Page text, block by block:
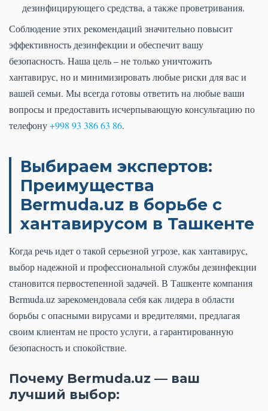
дезинфицирующего средства, а также проветривания.
Соблюдение этих рекомендаций значительно повысит
эффективность дезинфекции и обеспечит вашу
безопасность. Наша цель – не только уничтожить
хантавирус, но и минимизировать любые риски для вас и
вашей семьи. Мы всегда готовы ответить на любые ваши
вопросы и предоставить исчерпывающую консультацию по
телефону+998 93 386 63 86.
Выбираем экспертов:
Преимущества
Bermuda.uz в борьбе с
хантавирусом в Ташкенте
Когда речь идет о такой серьезной угрозе, как хантавирус,
выбор надежной и профессиональной службы дезинфекции
становится первостепенной задачей. В Ташкенте компания
Bermuda.uz зарекомендовала себя как лидера в области
борьбы с опасными вирусами и вредителями, предлагая
своим клиентам не просто услуги, а гарантированную
безопасность и спокойствие.
Почему Bermuda.uz — ваш
лучший выбор: